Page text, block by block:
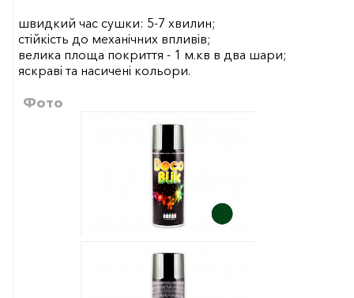
швидкий час сушки: 5-7 хвилин;
стійкість до механічних впливів;
велика площа покриття - 1 м.кв в два шари;
яскраві та насичені кольори.
Фото